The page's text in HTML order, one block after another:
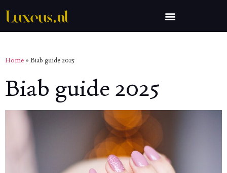
Home » Biab guide 2025
Biab guide 2025